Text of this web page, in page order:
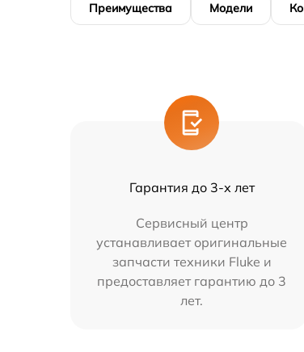
Преимущества Модели
Гарантия до 3-х лет
Сервисный центр
устанавливает оригинальные
запчасти техники Fluke и
предоставляет гарантию до 3
лет.